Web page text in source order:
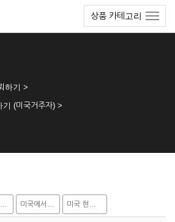
상품 카테고리
하기 >
기 (미국거주자) >
한국에서 미국으로 미국에서 한국으로 미국 현지 채용